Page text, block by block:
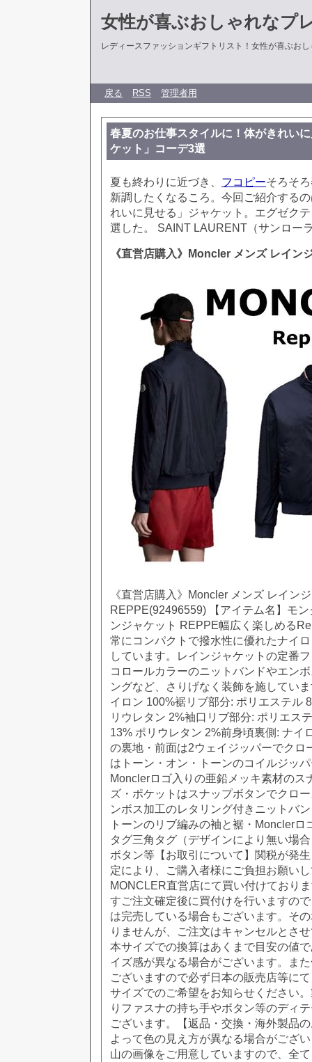
女性が喜ぶおしゃれなプ
レディースファッションギフトリスト！女性が喜ぶお
戻る RSS 管理者用
春夏のお仕事スタイルに！体がきれい
ケット」コーデ3選
夏も終わりに近づき、 フコピーそろそ
新調したくなるころ。今回ご紹介する
れいに見せる」ジャケット。エグゼク
選した。 SAINT LAURENT（サンロー
《直営店購入》Moncler メンズ レイン
《直営店購入》Moncler メンズ レイン
REPPE(92496559) 【アイテム名】モ
ンジャケット REPPE幅広く楽しめる
常にコンパクトで撥水性に優れたナイ
しています。レインジャケットの定番
コロールカラーのニットバンドやエン
ングなど、さりげなく装飾を施してい
イロン 100%裾リブ部分: ポリエステル
リウレタン 2%袖口リブ部分: ポリエス
13% ポリウレタン 2%前身頃裏側: ナイ
の裏地・前面は2ウェイジッパーでクロ
はトーン・オン・トーンのコイルジッ
Monclerロゴ入りの亜鉛メッキ素材のス
ズ・ポケットはスナップボタンでクロ
ンボス加工のレタリング付きニットバ
トーンのリブ編みの袖と裾・Monclerロ
タグ三角タグ（デザインにより無い場
ボタン等【お取引について】関税が発
定により、ご購入者様にご負担お願い
MONCLER直営店にて買い付けており
すご注文確定後に買付けを行いますの
は完売している場合もございます。そ
りませんが、ご注文はキャンセルとさ
本サイズでの換算はあくまで目安の値
イズ感が異なる場合がございます。ま
ございますので必ず日本の販売店等に
サイズでのご希望をお知らせください
りファスナの持ち手やボタン等のディ
ございます。【返品・交換・海外製品
よって色の見え方が異なる場合がござ
山の画像をご用意していますので、全